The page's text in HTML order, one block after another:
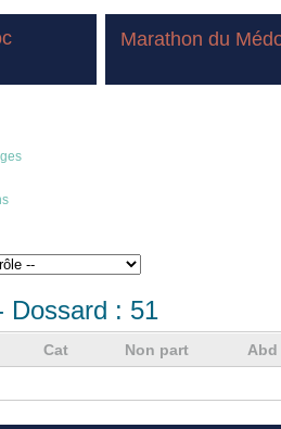
Marathon du
: 51
Cat Non part
Abd